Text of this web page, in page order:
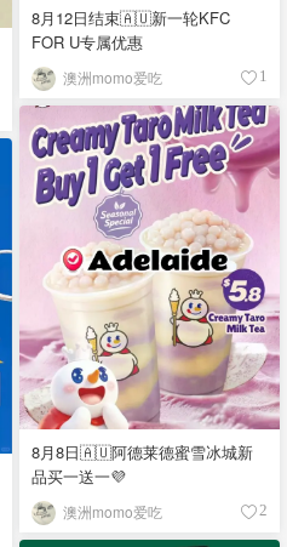
8月12日结束🇦🇺新一轮KFC
FOR U专属优惠
澳洲momo爱吃 1
8月8日🇦🇺阿德莱德蜜雪冰城新
品买一送一💜
澳洲momo爱吃 2